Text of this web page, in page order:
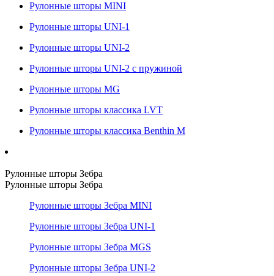
Рулонные шторы MINI
Рулонные шторы UNI-1
Рулонные шторы UNI-2
Рулонные шторы UNI-2 с пружиной
Рулонные шторы MG
Рулонные шторы классика LVT
Рулонные шторы классика Benthin M
Рулонные шторы Зебра
Рулонные шторы Зебра
Рулонные шторы Зебра MINI
Рулонные шторы Зебра UNI-1
Рулонные шторы Зебра MGS
Рулонные шторы Зебра UNI-2